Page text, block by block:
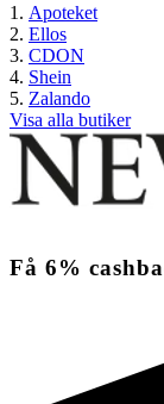
Apoteket
Ellos
CDON
Shein
Zalando
Visa alla butiker
Få 6%